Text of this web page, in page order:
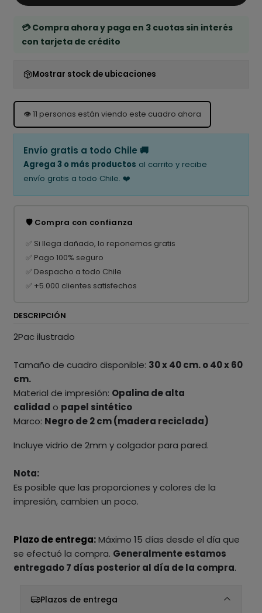
💳 Compra ahora y paga en 3 cuotas sin interés
con tarjeta de crédito
Mostrar stock de ubicaciones
👁️11 personas están viendo este cuadro ahora
Envío gratis a todo Chile 🚚
Agrega 3 o más productos al carrito y recibe
envío gratis a todo Chile. ❤️
🛡️ Compra con confianza
✅ Si llega dañado, lo reponemos gratis
✅ Pago 100% seguro
✅ Despacho a todo Chile
✅ +5.000 clientes satisfechos
DESCRIPCIÓN
2Pac ilustrado
Tamaño de cuadro disponible: 30 x 40 cm. o 40 x 60
cm.
Material de impresión: Opalina de alta
calidad o papel sintético
Marco: Negro de 2 cm (madera reciclada)
Incluye vidrio de 2mm y colgador para pared.
Nota:
Es posible que las proporciones y colores de la
impresión, cambien un poco.
Plazo de entrega:Máximo 15 días desde el día que
se efectuó la compra. Generalmente estamos
entregado 7 días posterior al día de la compra.
Plazos de entrega